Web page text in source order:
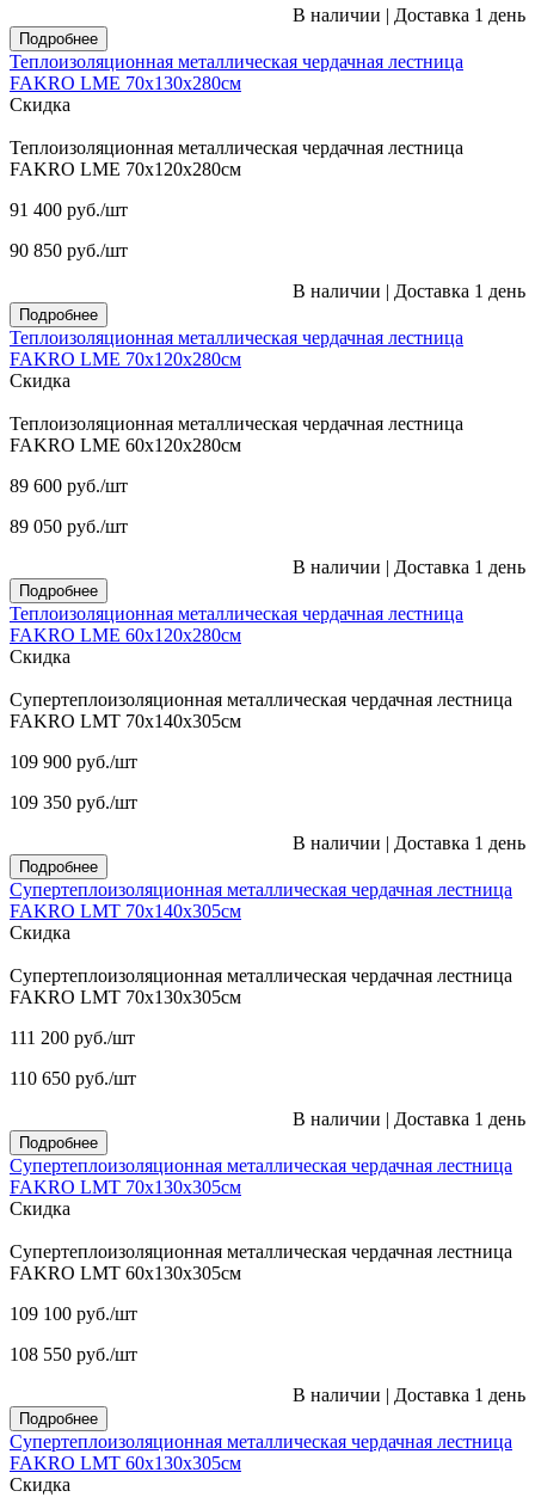
В наличии | Доставка 1 день
Подробнее
Теплоизоляционная металлическая чердачная лестница
FAKRO LME 70х130х280см
Скидка
Теплоизоляционная металлическая чердачная лестница
FAKRO LME 70х120х280см
91 400 руб./шт
90 850 руб./шт
В наличии | Доставка 1 день
Подробнее
Теплоизоляционная металлическая чердачная лестница
FAKRO LME 70х120х280см
Скидка
Теплоизоляционная металлическая чердачная лестница
FAKRO LME 60х120х280см
89 600 руб./шт
89 050 руб./шт
В наличии | Доставка 1 день
Подробнее
Теплоизоляционная металлическая чердачная лестница
FAKRO LME 60х120х280см
Скидка
Супертеплоизоляционная металлическая чердачная лестница
FAKRO LMT 70х140х305см
109 900 руб./шт
109 350 руб./шт
В наличии | Доставка 1 день
Подробнее
Супертеплоизоляционная металлическая чердачная лестница
FAKRO LMT 70х140х305см
Скидка
Супертеплоизоляционная металлическая чердачная лестница
FAKRO LMT 70х130х305см
111 200 руб./шт
110 650 руб./шт
В наличии | Доставка 1 день
Подробнее
Супертеплоизоляционная металлическая чердачная лестница
FAKRO LMT 70х130х305см
Скидка
Супертеплоизоляционная металлическая чердачная лестница
FAKRO LMT 60х130х305см
109 100 руб./шт
108 550 руб./шт
В наличии | Доставка 1 день
Подробнее
Супертеплоизоляционная металлическая чердачная лестница
FAKRO LMT 60х130х305см
Скидка